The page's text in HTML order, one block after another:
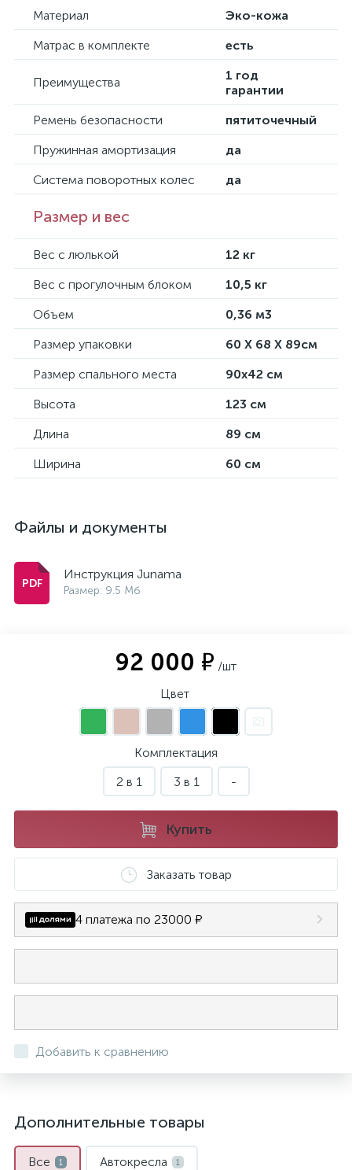
Материал
Эко-кожа
Матрас в комплекте
есть
Преимущества
1 год
гарантии
Ремень безопасности
пятиточечный
Пружинная амортизация
да
Система поворотных колес
да
Размер и вес
Вес с люлькой
12 кг
Вес с прогулочным блоком
10,5 кг
Объем
0,36 м3
Размер упаковки
60 Х 68 Х 89см
Размер спального места
90х42 см
Высота
123 см
Длина
89 см
Ширина
60 см
Файлы и документы
Инструкция Junama
Размер: 9.5 Мб
92 000 ₽ /шт
Цвет
Комплектация
2 в 1
3 в 1 -
Купить
Заказать товар
4 платежа по 23000 ₽
Добавить к сравнению
Дополнительные товары
Все 1 Автокресла 1